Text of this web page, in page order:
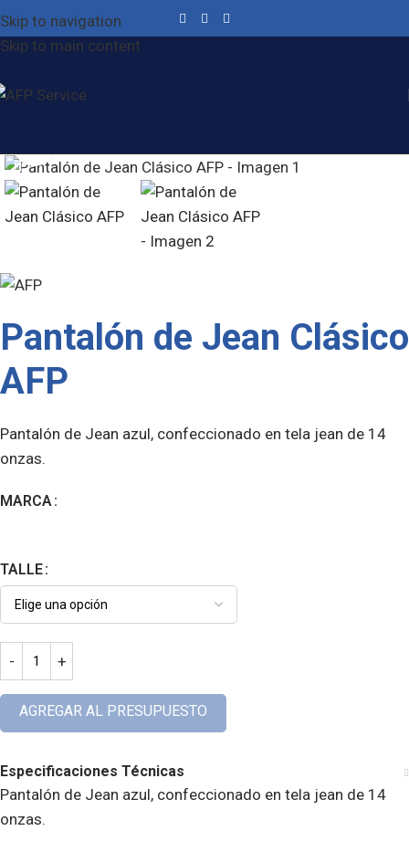
Skip to navigation
Skip to main content
Pantalón de Jean Clásico
AFP
Pantalón de Jean azul, confeccionado en tela jean de 14
onzas.
MARCA
TALLE
AGREGAR AL PRESUPUESTO
Especificaciones Técnicas
Pantalón de Jean azul, confeccionado en tela jean de 14
onzas.